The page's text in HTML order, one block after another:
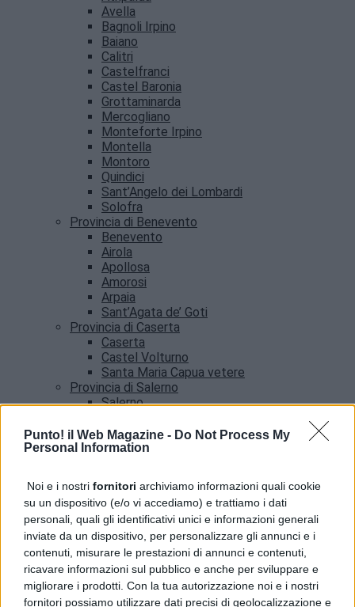
Punto! il Web Magazine - Do Not Process My
Personal Information
Noi e i nostri fornitori archiviamo informazioni quali cookie
su un dispositivo (e/o vi accediamo) e trattiamo i dati
personali, quali gli identificativi unici e informazioni generali
inviate da un dispositivo, per personalizzare gli annunci e i
contenuti, misurare le prestazioni di annunci e contenuti,
ricavare informazioni sul pubblico e anche per sviluppare e
migliorare i prodotti. Con la tua autorizzazione noi e i nostri
fornitori possiamo utilizzare dati precisi di geolocalizzazione e
Avella
Bagnoli Irpino
Baiano
Calitri
Castelfranci
Castel Baronia
Grottaminarda
Mercogliano
Monteforte Irpino
Montella
Montoro
Quindici
Sant’Angelo dei Lombardi
Solofra
Provincia di Benevento
Benevento
Airola
Apollosa
Amorosi
Arpaia
Sant’Agata de’ Goti
Provincia di Caserta
Caserta
Castel Volturno
Santa Maria Capua vetere
Provincia di Salerno
Salerno
Amalfi
Angri
Guasto all’Acquedotto Campano, stop all’acqua
tra Qualiano e Villaricca